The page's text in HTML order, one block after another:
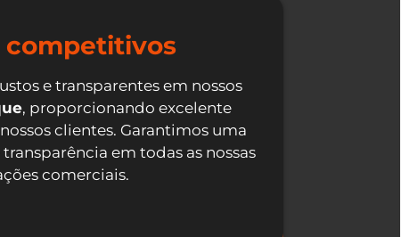
competitivos
e transparentes em nossos
, proporcionando excelente
clientes. Garantimos uma
em todas as nossas
comerciais.